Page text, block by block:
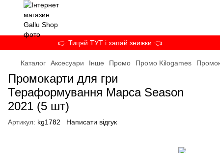
👉 Тицяй ТУТ і хапай знижки 👈
Каталог Аксесуари Інше Промо Промо Kilogames
Промокарти для гри
Тераформування Марса Season
2021 (5 шт)
Артикул: kg1782 Написати відгук